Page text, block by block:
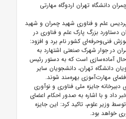
دانشگاه تهران اردوگاه مهارتی
علم و فناوری شهید چمران و شهید
سال ۱۴۰۱ به عنوان دستاورد بزرگ پارک علم و فناوری در
فنی‌وحرفه‌ای کشور نام برد و افزود:
در جوار شهرک صنعتی اشتهارد به
حال آماده‌سازی است که به دستور رئیس
دانشگاه تهران، دانشجویان سایر
فضای مهارت‌آموزی بهره‌مند شوند.
دبیرخانه جایزه ملی فناوری و نوآوری
داد و با اشاره به صدور احکام اعضای
وزیر علوم، تاکید کرد: این جایزه
خواهد بود.